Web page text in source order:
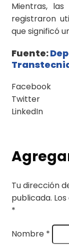
Mientras,
registraron
que significó
Fuente:
Facebook
Twitter
LinkedIn
Tu dirección
publicada.
*
Nombre *